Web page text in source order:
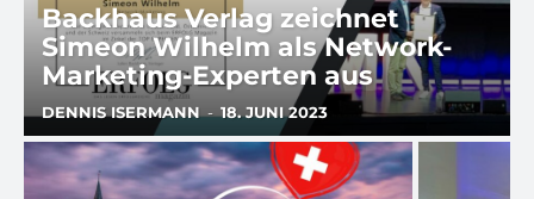
Backhaus Verlag zeichnet
Simeon Wilhelm als Network-
Marketing-Experten aus
DENNIS ISERMANN - 18. JUNI 2023